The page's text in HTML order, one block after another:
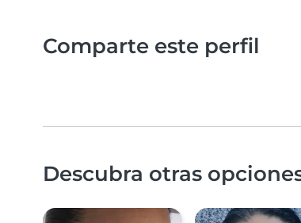
Comparte este perfil
Descubra otras